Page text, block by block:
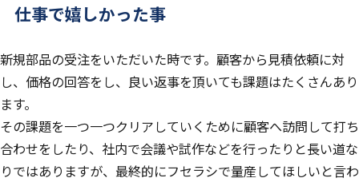
仕事で嬉しかった事
新規部品の受注をいただいた時です。顧客から見積依頼に対
し、価格の回答をし、良い返事を頂いても課題はたくさんあり
ます。
その課題を一つ一つクリアしていくために顧客へ訪問して打ち
合わせをしたり、社内で会議や試作などを行ったりと長い道な
りではありますが、最終的にフセラシで量産してほしいと言わ